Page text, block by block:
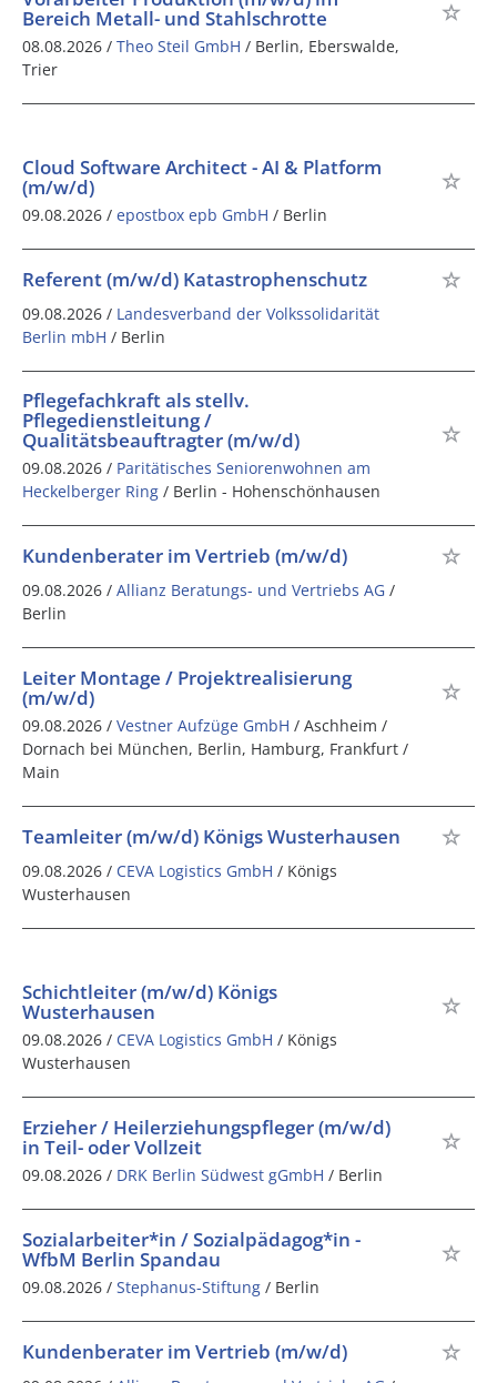
Bereich Metall- und Stahlschrotte
08.08.2026 / Theo Steil GmbH / Berlin, Eberswalde,
Trier
Cloud Software Architect - AI & Platform
(m/w/d)
09.08.2026 / epostbox epb GmbH / Berlin
Referent (m/w/d) Katastrophenschutz
09.08.2026 / Landesverband der Volkssolidarität
Berlin mbH / Berlin
Pflegefachkraft als stellv.
Pflegedienstleitung /
Qualitätsbeauftragter (m/w/d)
09.08.2026 / Paritätisches Seniorenwohnen am
Heckelberger Ring / Berlin - Hohenschönhausen
Kundenberater im Vertrieb (m/w/d)
09.08.2026 / Allianz Beratungs- und Vertriebs AG /
Berlin
Leiter Montage / Projektrealisierung
(m/w/d)
09.08.2026 / Vestner Aufzüge GmbH / Aschheim /
Dornach bei München, Berlin, Hamburg, Frankfurt /
Main
Teamleiter (m/w/d) Königs Wusterhausen
09.08.2026 / CEVA Logistics GmbH / Königs
Wusterhausen
Schichtleiter (m/w/d) Königs
Wusterhausen
09.08.2026 / CEVA Logistics GmbH / Königs
Wusterhausen
Erzieher / Heilerziehungspfleger (m/w/d)
in Teil- oder Vollzeit
09.08.2026 / DRK Berlin Südwest gGmbH / Berlin
Sozialarbeiter*in / Sozialpädagog*in -
WfbM Berlin Spandau
09.08.2026 / Stephanus-Stiftung / Berlin
Kundenberater im Vertrieb (m/w/d)